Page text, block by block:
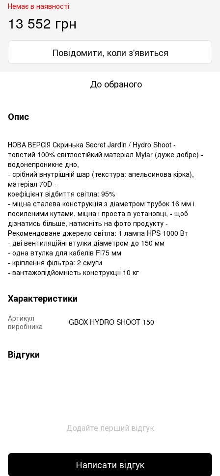
Немає в наявності
13 552 грн
Повідомити, коли з'явиться
До обраного
Опис
НОВА ВЕРСІЯ Скринька Secret Jardin / Hydro Shoot -
товстий 100% світлостійкий матеріал Mylar (дуже добре) -
водонепроникне дно,
- срібний внутрішній шар (текстура: апельсинова кірка),
матеріал 70D -
коефіцієнт відбиття світла: 95%
- міцна сталева конструкція з діаметром трубок 16 мм і
посиленими кутами, міцна і проста в установці, - щоб
дізнатись більше, натисніть на фото продукту -
Рекомендоване джерело світла: 1 лампа HPS 1000 Вт
- дві вентиляційні втулки діаметром до 150 мм
- одна втулка для кабелів Fi75 мм
- кріплення фільтра: 2 смуги
- вантажопідйомність конструкції 10 кг
Характеристики
Артикул
виробника
GBOX-HYDRO SHOOT 150
Відгуки
Додайте перший відгук
Написати відгук